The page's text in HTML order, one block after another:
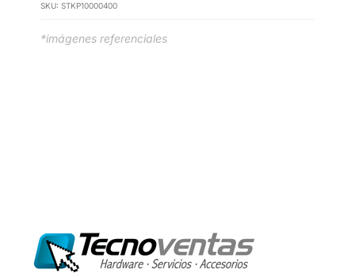
SKU: STKP10000400
*imágenes referenciales